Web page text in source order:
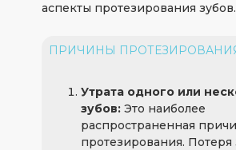
ПРИЧИНЫ
Утрата одного или
зубов: Это наиболее
распространенная
протезирования. Потеря
аспекты протезирования зубов.